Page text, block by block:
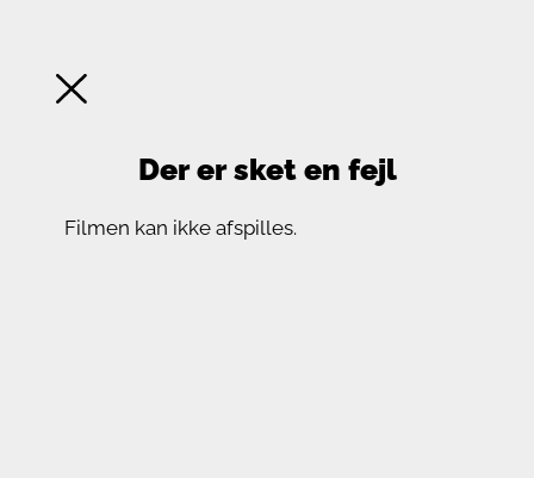
Der er sket en fejl
Filmen kan ikke afspilles.